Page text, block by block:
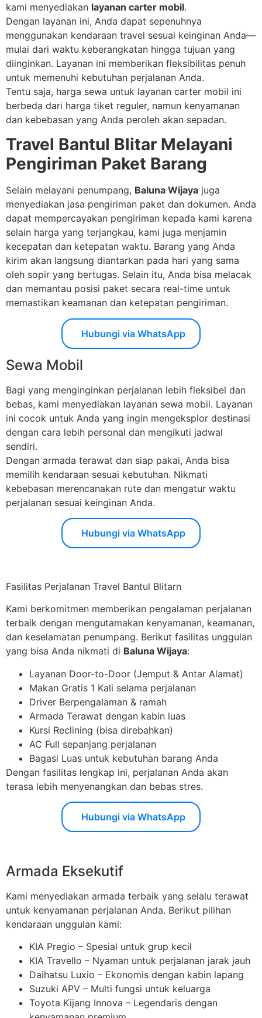
kami menyediakan layanan carter mobil.
Dengan layanan ini, Anda dapat sepenuhnya
menggunakan kendaraan travel sesuai keinginan Anda—
mulai dari waktu keberangkatan hingga tujuan yang
diinginkan. Layanan ini memberikan fleksibilitas penuh
untuk memenuhi kebutuhan perjalanan Anda.
Tentu saja, harga sewa untuk layanan carter mobil ini
berbeda dari harga tiket reguler, namun kenyamanan
dan kebebasan yang Anda peroleh akan sepadan.
Travel Bantul Blitar Melayani
Pengiriman Paket Barang
Selain melayani penumpang, Baluna Wijaya juga
menyediakan jasa pengiriman paket dan dokumen. Anda
dapat mempercayakan pengiriman kepada kami karena
selain harga yang terjangkau, kami juga menjamin
kecepatan dan ketepatan waktu. Barang yang Anda
kirim akan langsung diantarkan pada hari yang sama
oleh sopir yang bertugas. Selain itu, Anda bisa melacak
dan memantau posisi paket secara real-time untuk
memastikan keamanan dan ketepatan pengiriman.
Hubungi via WhatsApp
Sewa Mobil
Bagi yang menginginkan perjalanan lebih fleksibel dan
bebas, kami menyediakan layanan sewa mobil. Layanan
ini cocok untuk Anda yang ingin mengeksplor destinasi
dengan cara lebih personal dan mengikuti jadwal
sendiri.
Dengan armada terawat dan siap pakai, Anda bisa
memilih kendaraan sesuai kebutuhan. Nikmati
kebebasan merencanakan rute dan mengatur waktu
perjalanan sesuai keinginan Anda.
Hubungi via WhatsApp
Fasilitas Perjalanan Travel Bantul Blitarn
Kami berkomitmen memberikan pengalaman perjalanan
terbaik dengan mengutamakan kenyamanan, keamanan,
dan keselamatan penumpang. Berikut fasilitas unggulan
yang bisa Anda nikmati di Baluna Wijaya:
Layanan Door-to-Door (Jemput & Antar Alamat)
Makan Gratis 1 Kali selama perjalanan
Driver Berpengalaman & ramah
Armada Terawat dengan kabin luas
Kursi Reclining (bisa direbahkan)
AC Full sepanjang perjalanan
Bagasi Luas untuk kebutuhan barang Anda
Dengan fasilitas lengkap ini, perjalanan Anda akan
terasa lebih menyenangkan dan bebas stres.
Hubungi via WhatsApp
Armada Eksekutif
Kami menyediakan armada terbaik yang selalu terawat
untuk kenyamanan perjalanan Anda. Berikut pilihan
kendaraan unggulan kami:
KIA Pregio – Spesial untuk grup kecil
KIA Travello – Nyaman untuk perjalanan jarak jauh
Daihatsu Luxio – Ekonomis dengan kabin lapang
Suzuki APV – Multi fungsi untuk keluarga
Toyota Kijang Innova – Legendaris dengan